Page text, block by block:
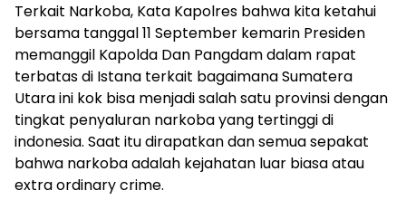
Terkait Narkoba, Kata Kapolres bahwa kita ketahui
bersama tanggal 11 September kemarin Presiden
memanggil Kapolda Dan Pangdam dalam rapat
terbatas di Istana terkait bagaimana Sumatera
Utara ini kok bisa menjadi salah satu provinsi dengan
tingkat penyaluran narkoba yang tertinggi di
indonesia. Saat itu dirapatkan dan semua sepakat
bahwa narkoba adalah kejahatan luar biasa atau
extra ordinary crime.